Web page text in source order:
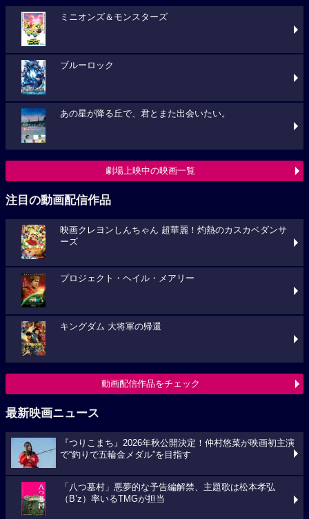
ミニオンズ＆モンスターズ
ブルーロック
あの星が降る丘で、君とまた出会いたい。
劇場上映中の映画一覧
注目の動画配信作品
映画クレヨンしんちゃん 超華麗！灼熱のカスカベダンサ
ーズ
プロジェクト・ヘイル・メアリー
キングダム 大将軍の帰還
動画配信作品をチェック
最新映画ニュース
『つりこまち』2026年秋公開決定！仲村悠菜が映画初主演
で“釣りで五輪金メダル”を目指す
「八つ墓村」悪夢的な予告編解禁、主題歌は松本孝弘
（B’z）率いるTMGが担当